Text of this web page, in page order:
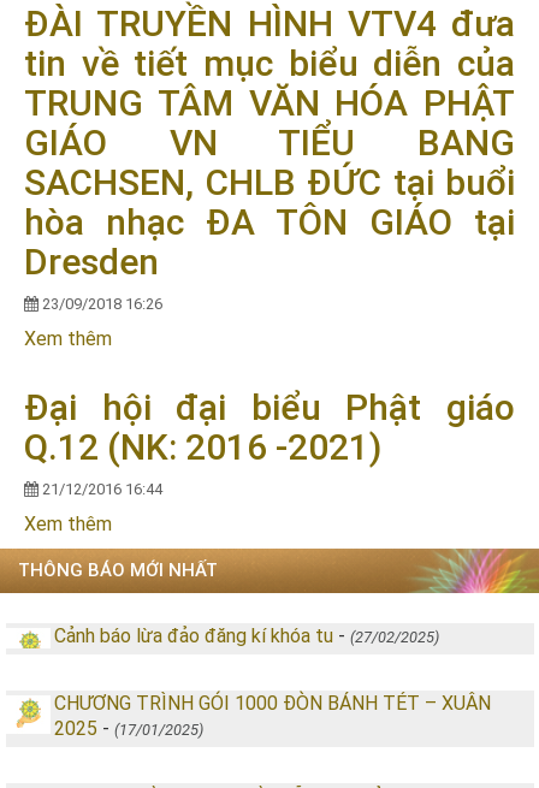
ĐÀI TRUYỀN HÌNH VTV4 đưa
tin về tiết mục biểu diễn của
TRUNG TÂM VĂN HÓA PHẬT
GIÁO VN TIỂU BANG
SACHSEN, CHLB ĐỨC tại buổi
hòa nhạc ĐA TÔN GIÁO tại
Dresden
23/09/2018 16:26
Xem thêm
VN TIỂU BANG SACHSEN, CHLB ĐỨC tại buổi hòa
nhạc ĐA TÔN GIÁO tại Dresden
Đại hội đại biểu Phật giáo
Q.12 (NK: 2016 -2021)
21/12/2016 16:44
Xem thêm
-2021)
THÔNG BÁO MỚI NHẤT
Cảnh báo lừa đảo đăng kí khóa tu - (27/02/2025)
CHƯƠNG TRÌNH GÓI 1000 ĐÒN BÁNH TÉT – XUÂN
2025 - (17/01/2025)